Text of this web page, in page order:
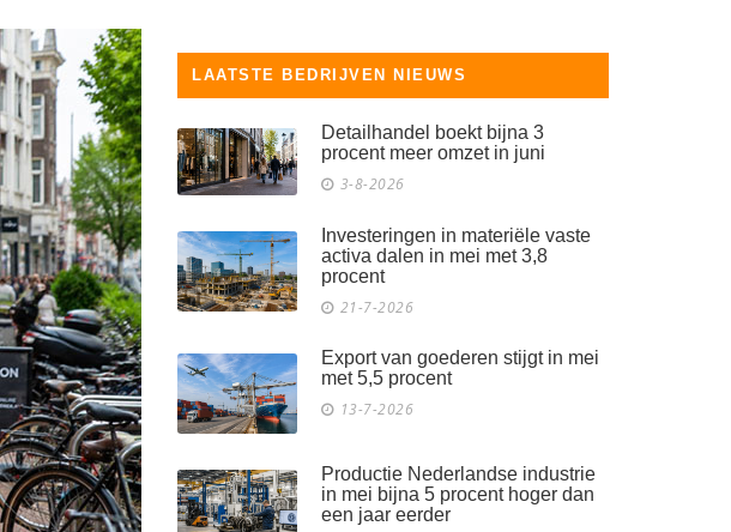
LAATSTE BEDRIJVEN NIEUWS
Detailhandel boekt bijna 3
procent meer omzet in juni
3-8-2026
Investeringen in materiële vaste
activa dalen in mei met 3,8
procent
21-7-2026
Export van goederen stijgt in mei
met 5,5 procent
13-7-2026
Productie Nederlandse industrie
in mei bijna 5 procent hoger dan
een jaar eerder